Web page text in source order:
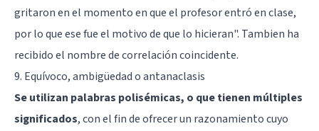
gritaron en el momento en que el profesor entró en clase,
por lo que ese fue el motivo de que lo hicieran". Tambien ha
recibido el nombre de correlación coincidente.
9. Equívoco, ambigüedad o antanaclasis
Se utilizan palabras polisémicas, o que tienen múltiples
significados, con el fin de ofrecer un razonamiento cuyo